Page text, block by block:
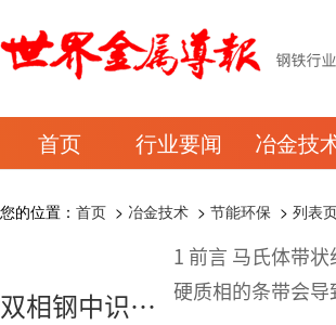
首页 行业要闻 冶金技
您的位置： 首页 > 冶金技术 > 节能环保 > 列表
双相钢中识别
1 前言 马氏体带状组织，尤其是在调质钢中，是一个活跃的研究课题，因为次生
硬质相的条带会